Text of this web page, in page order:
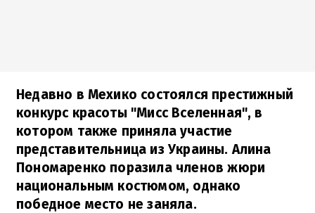
Недавно в Мехико состоялся престижный
конкурс красоты "Мисс Вселенная", в
котором также приняла участие
представительница из Украины. Алина
Пономаренко поразила членов жюри
национальным костюмом, однако
победное место не заняла.